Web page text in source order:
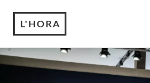
L'HORA